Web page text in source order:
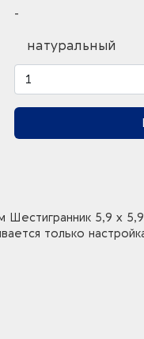
-
натуральный
Шестигранник 5,9 х
только